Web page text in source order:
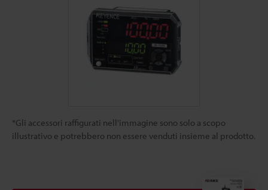
*Gli accessori raffigurati nell'immagine sono solo a scopo
illustrativo e potrebbero non essere venduti insieme al prodotto.